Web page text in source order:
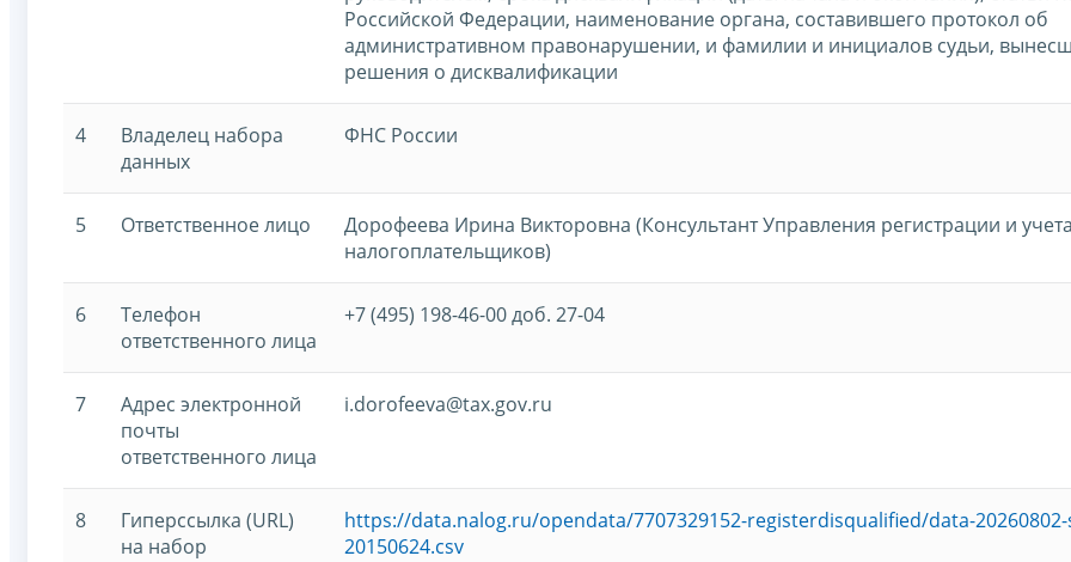
Российской Федерации, наименование органа, составившего протокол об
административном правонарушении, и фамилии и инициалов судьи,
решения о дисквалификации
4
Владелец набора
данных
ФНС России
5 Ответственное лицо
Дорофеева Ирина Викторовна (Консультант Управления регистрации и учета
налогоплательщиков)
6
Телефон
ответственного лица
+7 (495) 198-46-00 доб. 27-04
7
Адрес электронной
почты
ответственного лица
i.dorofeeva@tax.gov.ru
8
Гиперссылка (URL)
на набор
https://data.nalog.ru/opendata/7707329152-registerdisqualified/data-
20150624.csv